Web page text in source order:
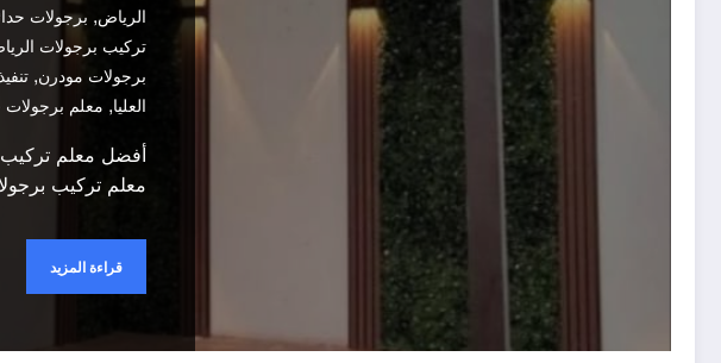
الرياض, برجولات
تركيب برجولات
برجولات مودرن,
العليا, معلم
أفضل معلم تركيب
معلم تركيب
قراءة المزيد